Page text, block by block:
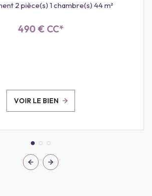
Appartement 2 pièce(s) 1 chambre(s) 44 m²
490 € CC*
VOIR LE BIEN